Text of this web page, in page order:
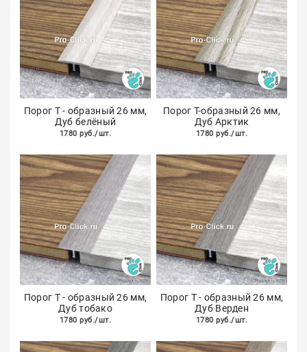
Порог Т - образный 26 мм,
Дуб белёный
1780 руб./шт.
Порог Т-образный 26 мм,
Дуб Арктик
1780 руб./шт.
Порог Т - образный 26 мм,
Дуб тобако
1780 руб./шт.
Порог Т - образный 26 мм,
Дуб Верден
1780 руб./шт.